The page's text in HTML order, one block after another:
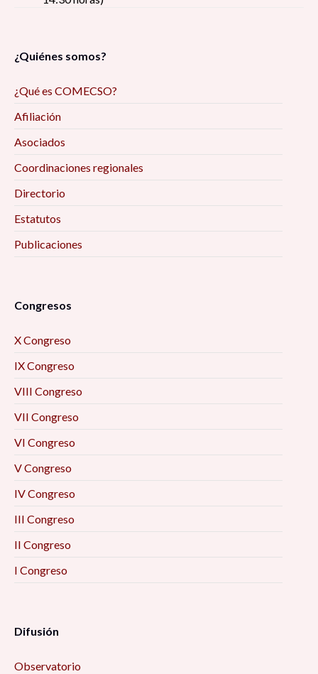
¿Quiénes somos?
¿Qué es COMECSO?
Afiliación
Asociados
Coordinaciones regionales
Directorio
Estatutos
Publicaciones
Congresos
X Congreso
IX Congreso
VIII Congreso
VII Congreso
VI Congreso
V Congreso
IV Congreso
III Congreso
II Congreso
I Congreso
Difusión
Observatorio